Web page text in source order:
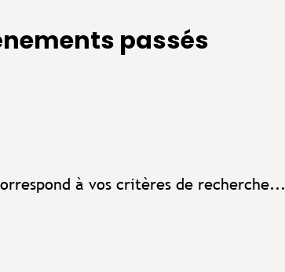
passés
à vos critères de recherche...